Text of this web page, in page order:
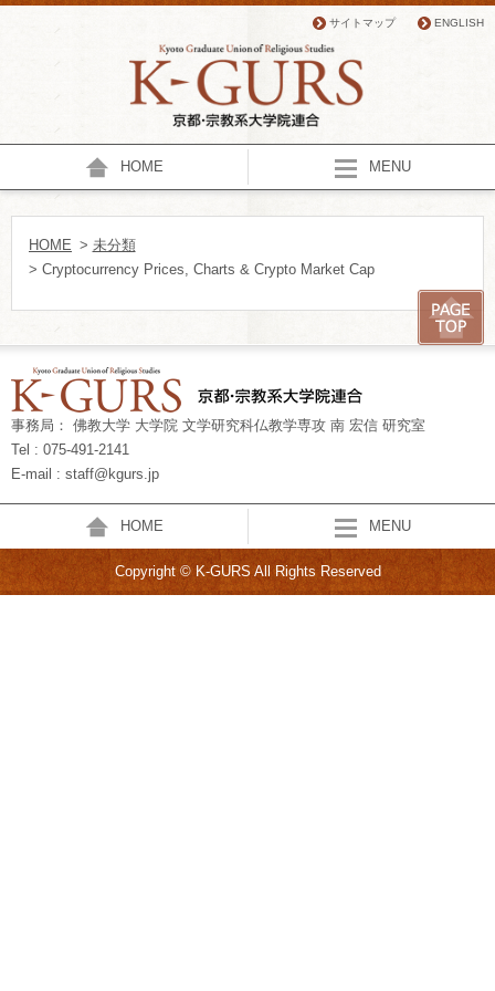
サイトマップ ENGLISH
HOME MENU
HOME > 未分類
> Cryptocurrency Prices, Charts & Crypto Market Cap
事務局： 佛教大学 大学院 文学研究科仏教学専攻 南 宏信 研究室
Tel : 075-491-2141
E-mail : staff@kgurs.jp
HOME MENU
Copyright © K-GURS All Rights Reserved